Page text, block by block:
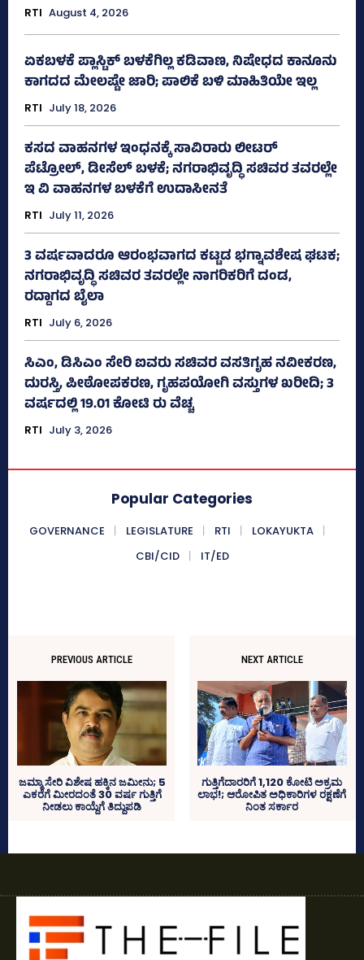
RTI August 4, 2026
ಏಕಬಳಕೆ ಪ್ಲಾಸ್ಟಿಕ್‌ ಬಳಕೆಗಿಲ್ಲ ಕಡಿವಾಣ, ನಿಷೇಧದ ಕಾನೂನು
ಕಾಗದದ ಮೇಲಷ್ಟೇ ಜಾರಿ; ಪಾಲಿಕೆ ಬಳಿ ಮಾಹಿತಿಯೇ ಇಲ್ಲ
RTI July 18, 2026
ಕಸದ ವಾಹನಗಳ ಇಂಧನಕ್ಕೆ ಸಾವಿರಾರು ಲೀಟರ್‌
ಪೆಟ್ರೋಲ್, ಡೀಸೆಲ್ ಬಳಕೆ; ನಗರಾಭಿವೃದ್ಧಿ ಸಚಿವರ ತವರಲ್ಲೇ
ಇ ವಿ ವಾಹನಗಳ ಬಳಕೆಗೆ ಉದಾಸೀನತೆ
RTI July 11, 2026
3 ವರ್ಷವಾದರೂ ಆರಂಭವಾಗದ ಕಟ್ಟಡ ಭಗ್ನಾವಶೇಷ ಘಟಕ;
ನಗರಾಭಿವೃದ್ಧಿ ಸಚಿವರ ತವರಲ್ಲೇ ನಾಗರಿಕರಿಗೆ ದಂಡ,
ರದ್ದಾಗದ ಬೈಲಾ
RTI July 6, 2026
ಸಿಎಂ, ಡಿಸಿಎಂ ಸೇರಿ ಐವರು ಸಚಿವರ ವಸತಿಗೃಹ ನವೀಕರಣ,
ದುರಸ್ತಿ, ಪೀಠೋಪಕರಣ, ಗೃಹಪಯೋಗಿ ವಸ್ತುಗಳ ಖರೀದಿ; 3
ವರ್ಷದಲ್ಲಿ 19.01 ಕೋಟಿ ರು ವೆಚ್ಚ
RTI July 3, 2026
Popular Categories
GOVERNANCE LEGISLATURE RTI
LOKAYUKTA
CBI/CID
IT/ED
PREVIOUS ARTICLE
ಜಮ್ಮಾ ಸೇರಿ ವಿಶೇಷ ಹಕ್ಕಿನ ಜಮೀನು; 5
ಎಕರೆಗೆ ಮೀರದಂತೆ 30 ವರ್ಷ ಗುತ್ತಿಗೆ
ನೀಡಲು ಕಾಯ್ದೆಗೆ ತಿದ್ದುಪಡಿ
NEXT ARTICLE
ಗುತ್ತಿಗೆದಾರರಿಗೆ 1,120 ಕೋಟಿ ಅಕ್ರಮ
ಲಾಭ!; ಆರೋಪಿತ ಅಧಿಕಾರಿಗಳ ರಕ್ಷಣೆಗೆ
ನಿಂತ ಸರ್ಕಾರ